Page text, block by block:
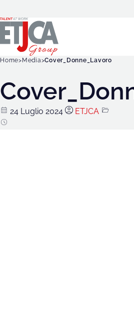
Home Media Cover_Donne_Lavoro
24 Luglio 2024 ETJCA